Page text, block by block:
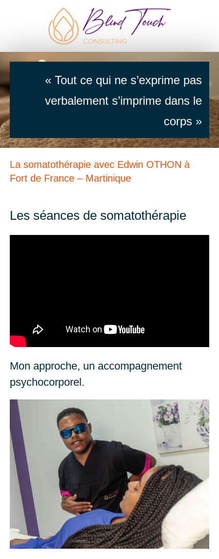
« Tout ce qui ne s’exprime pas
verbalement s’imprime dans le
corps »
La somatothérapie avec Edwin OTHON à
Fort de France – Martinique
Les séances de somatothérapie
Mon approche, un accompagnement
psychocorporel.